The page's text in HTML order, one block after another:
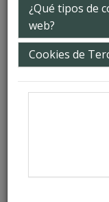
¿Qué tipos de
web?
Cookies de
Dr.
Vocal
El Dr.
en